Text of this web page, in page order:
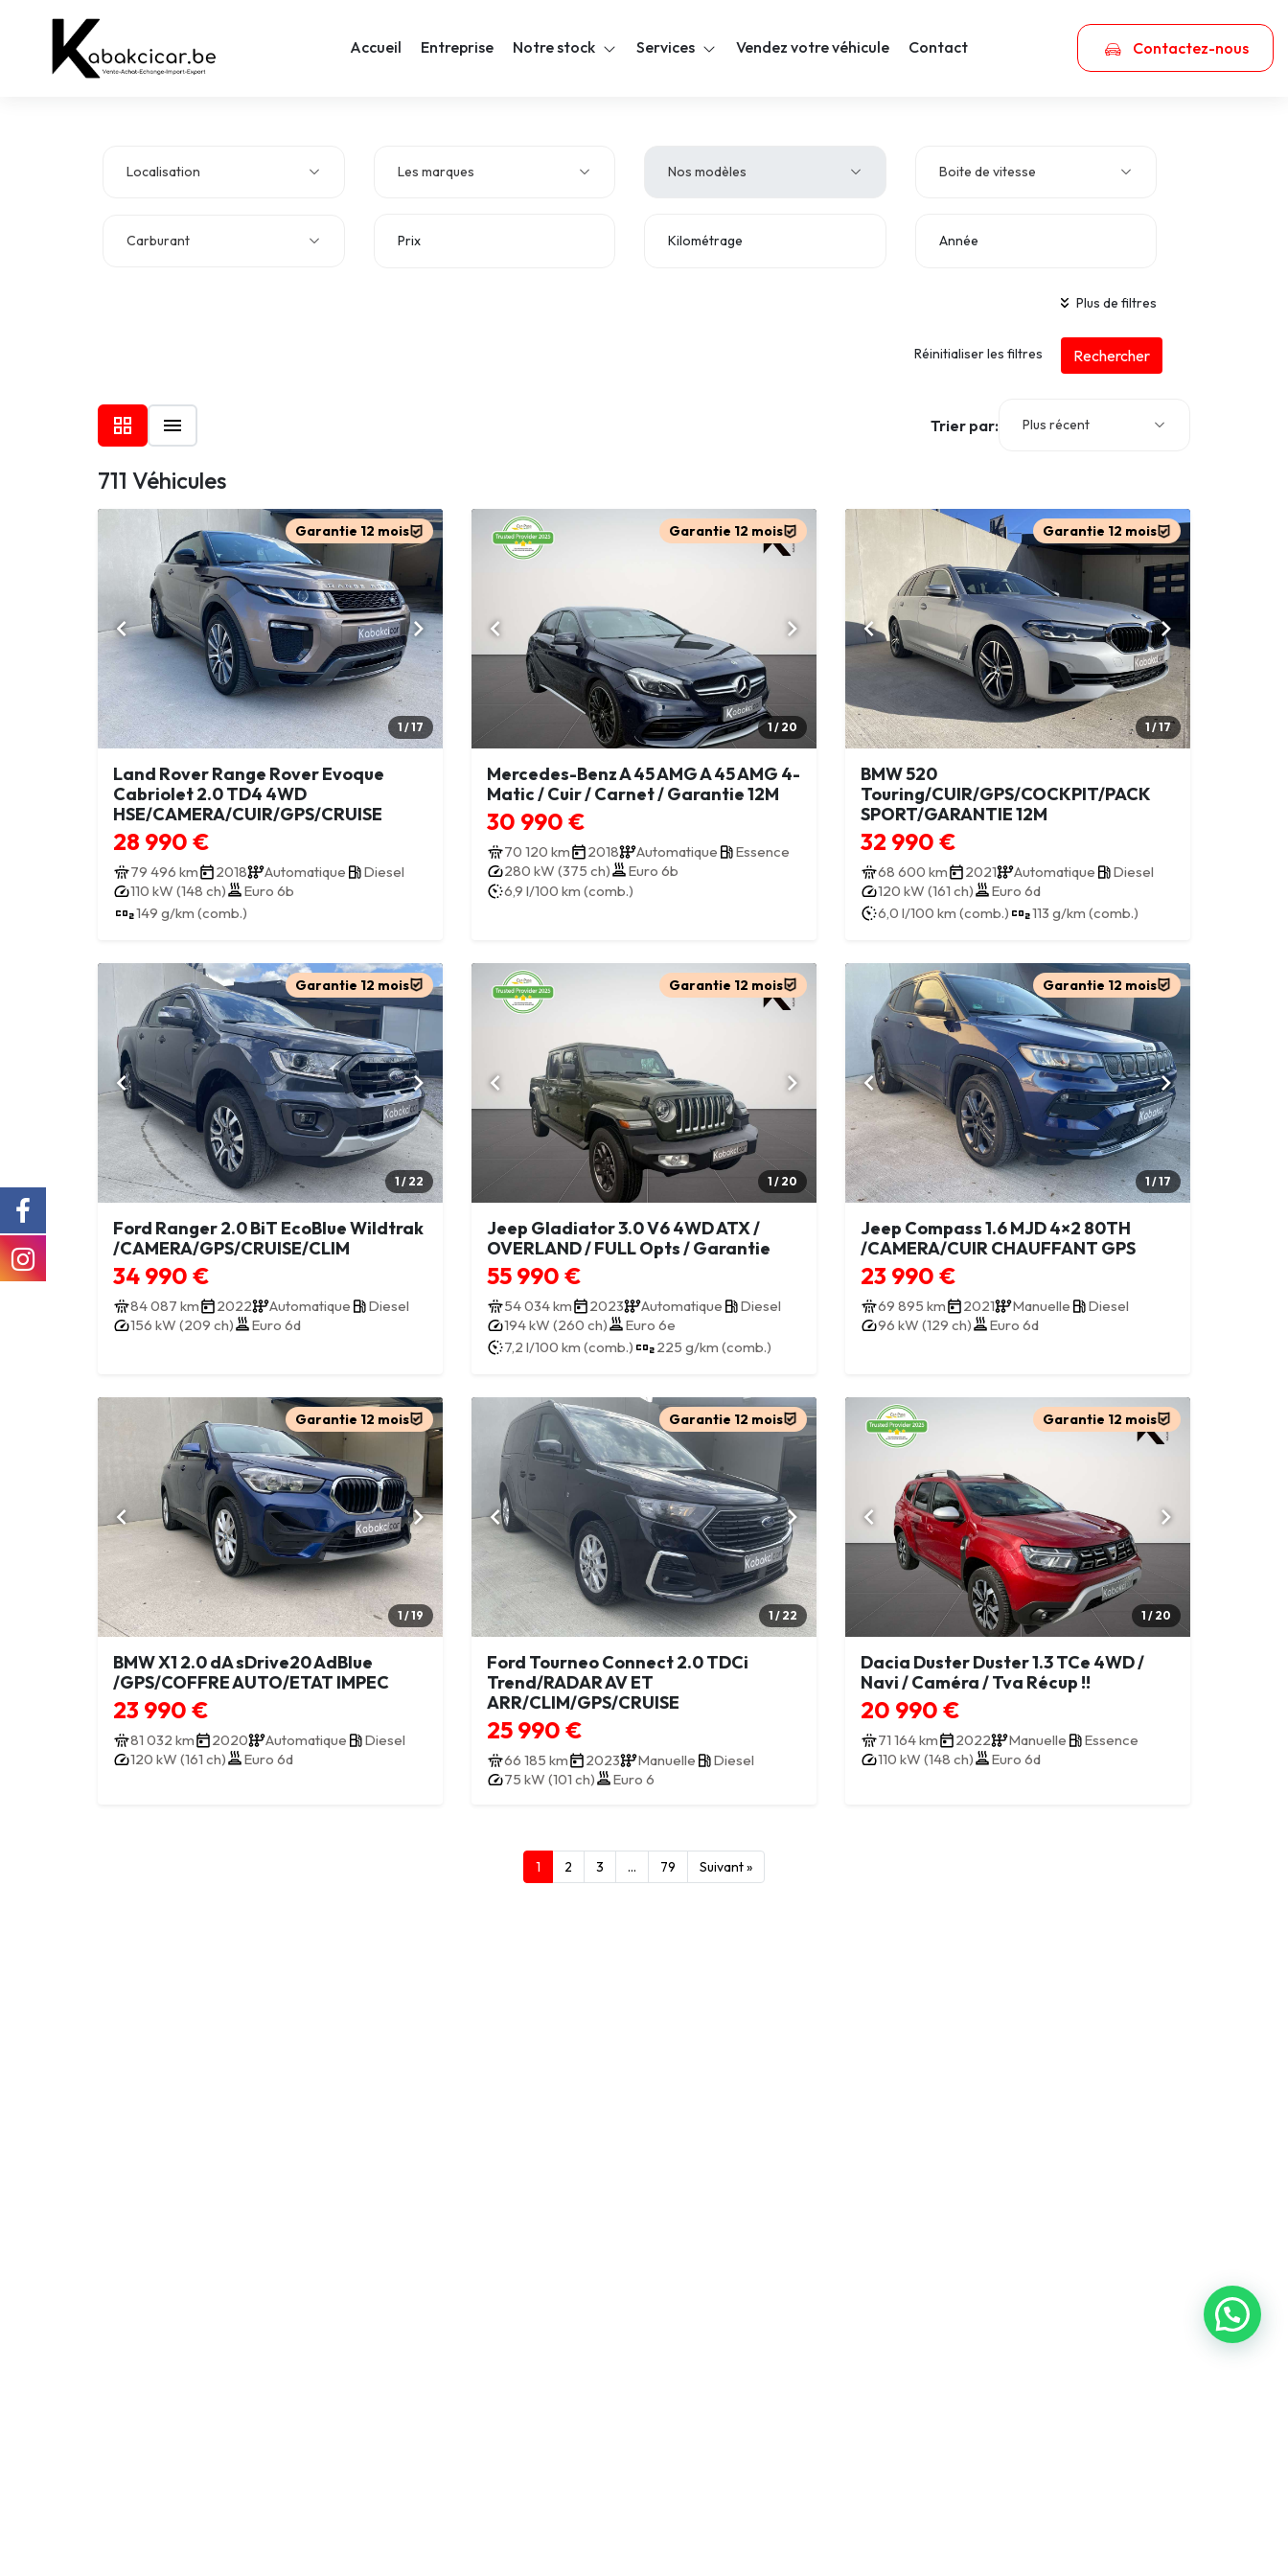
Accueil Entreprise Notre stock Services Vendez votre véhicule Contact Contactez-nous
Localisation Les marques Nos modèles Boite de vitesse
Carburant Prix Kilométrage Année
Plus de filtres
Réinitialiser les filtres Rechercher
Trier par: Plus récent
711 Véhicules
Garantie 12 mois
1 / 17
Land Rover Range Rover Evoque
Cabriolet 2.0 TD4 4WD
HSE/CAMERA/CUIR/GPS/CRUISE
28 990 €
79 496 km 2018 Automatique
Diesel
110 kW (148 ch)
Euro 6b
149 g/km (comb.)
Garantie 12 mois
1 / 20
Mercedes-Benz A 45 AMG A 45 AMG 4-
Matic / Cuir / Carnet / Garantie 12M
30 990 €
70 120 km 2018 Automatique
Essence
280 kW (375 ch)
Euro 6b
6,9 l/100 km (comb.)
Garantie 12 mois
1 / 17
BMW 520
Touring/CUIR/GPS/COCKPIT/PACK
SPORT/GARANTIE 12M
32 990 €
68 600 km 2021 Automatique
Diesel
120 kW (161 ch)
Euro 6d
6,0 l/100 km (comb.)
113 g/km (comb.)
Garantie 12 mois
1 / 22
Ford Ranger 2.0 BiT EcoBlue Wildtrak
/CAMERA/GPS/CRUISE/CLIM
34 990 €
84 087 km 2022 Automatique
Diesel
156 kW (209 ch)
Euro 6d
Garantie 12 mois
1 / 20
Jeep Gladiator 3.0 V6 4WD ATX /
OVERLAND / FULL Opts / Garantie
55 990 €
54 034 km 2023 Automatique
Diesel
194 kW (260 ch)
Euro 6e
7,2 l/100 km (comb.)
225 g/km (comb.)
Garantie 12 mois
1 / 17
Jeep Compass 1.6 MJD 4×2 80TH
/CAMERA/CUIR CHAUFFANT GPS
23 990 €
69 895 km 2021 Manuelle
Diesel
96 kW (129 ch)
Euro 6d
Garantie 12 mois
1 / 19
BMW X1 2.0 dA sDrive20 AdBlue
/GPS/COFFRE AUTO/ETAT IMPEC
23 990 €
81 032 km 2020 Automatique
Diesel
120 kW (161 ch)
Euro 6d
Garantie 12 mois
1 / 22
Ford Tourneo Connect 2.0 TDCi
Trend/RADAR AV ET
ARR/CLIM/GPS/CRUISE
25 990 €
66 185 km 2023 Manuelle
Diesel
75 kW (101 ch)
Euro 6
Garantie 12 mois
1 / 20
Dacia Duster Duster 1.3 TCe 4WD /
Navi / Caméra / Tva Récup !!
20 990 €
71 164 km 2022 Manuelle
Essence
110 kW (148 ch)
Euro 6d
1 2 3 … 79 Suivant »